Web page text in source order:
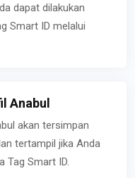
dapat dilakukan
Smart ID melalui
Anabul
akan tersimpan
tertampil jika Anda
Tag Smart ID.